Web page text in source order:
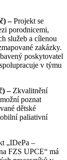
–Projekt se
porodnicemi,
služeb a cílenou
zakázky.
poskytovatel
v týmu
–Zkvalitnění
poznat
dětské
paliativní
„IDePa –
FZS UPCE“ má